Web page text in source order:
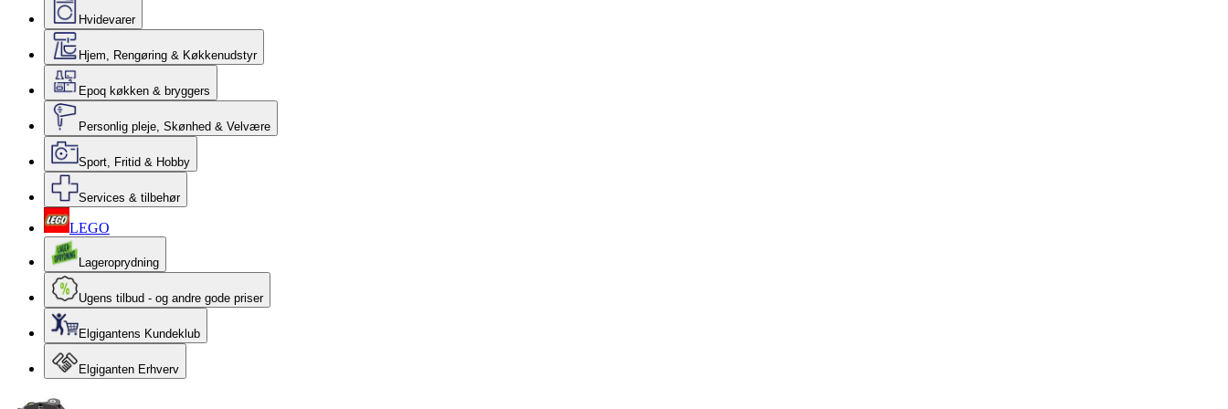
Hvidevarer
Hjem, Rengøring & Køkkenudstyr
Epoq køkken & bryggers
Personlig pleje, Skønhed & Velvære
Sport, Fritid & Hobby
Services & tilbehør
LEGO
Lageroprydning
Ugens tilbud - og andre gode priser
Elgigantens Kundeklub
Elgiganten Erhverv